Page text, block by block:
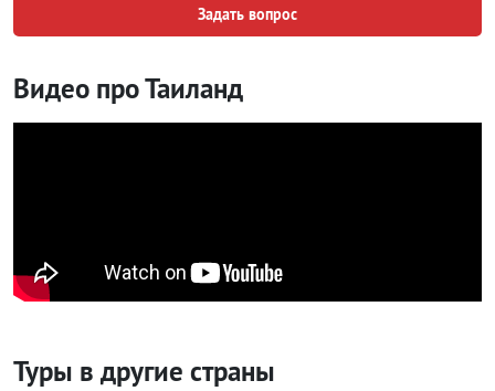
Задать вопрос
Видео про Таиланд
Туры в другие страны